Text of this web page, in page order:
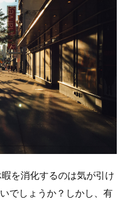
を消化するのは気が引け
でしょうか？しかし、有